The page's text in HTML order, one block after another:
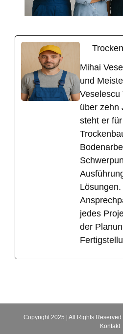
Mihai
und
Veselescu
über zehn
steht er
jedes
der
Copyright 2025 | All Rights Reserved |
Kontakt